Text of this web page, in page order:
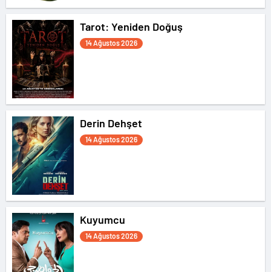
Tarot: Yeniden Doğuş
14 Ağustos 2026
Derin Dehşet
14 Ağustos 2026
Kuyumcu
14 Ağustos 2026